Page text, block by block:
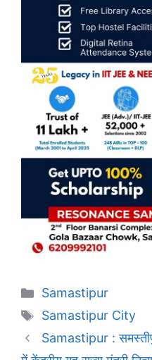
Categories
Samastipur
Tags
Samastipur City
Samastipur :